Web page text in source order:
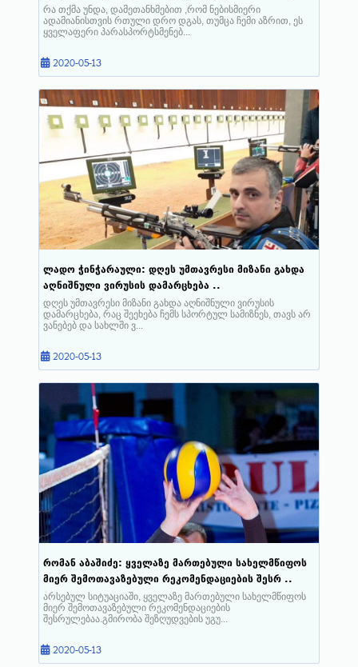
რა თქმა უნდა, დამეთანხმებით ,რომ ნებისმიერი
ადამიანისთვის რთული დრო დგას, თუმცა ჩემი აზრით, ეს
ყველაფერი პარასპორტსმენებ...
2020-05-13
ლადო ჭინჭარაული: დღეს უმთავრესი მიზანი გახდა
აღნიშნული ვირუსის დამარცხება ..
დღეს უმთავრესი მიზანი გახდა აღნიშნული ვირუსის
დამარცხება, რაც შეეხება ჩემს სპორტულ სამიზნეს, თავს არ
ვანებებ და სახლში ვ...
2020-05-13
რომან აბაშიძე: ყველაზე მართებული სახელმწიფოს
მიერ შემოთავაზებული რეკომენდაციების შესრ ..
არსებულ სიტუაციაში, ყველაზე მართებული სახელმწიფოს
მიერ შემოთავაზებული რეკომენდაციების
შესრულებაა.გმირობა შეზღუდვების უგუ...
2020-05-13